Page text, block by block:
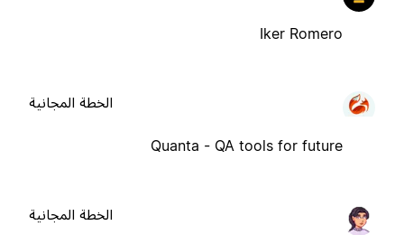
Iker Romero
Quanta - QA tools for future
الخطة المجانية
الخطة المجانية